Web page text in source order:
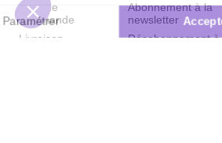
Suivi de
commande
Livraison
Abonnement à la
newsletter
Désabonnement à